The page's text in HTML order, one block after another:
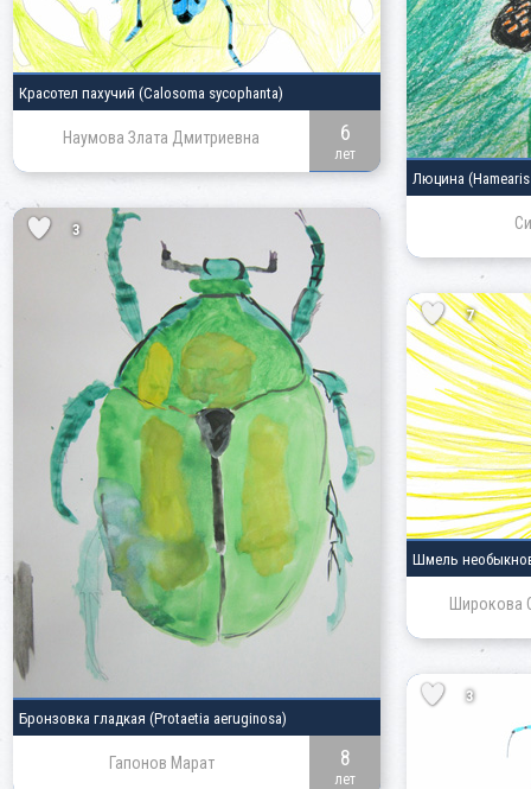
Красотел пахучий (Calosoma sycophanta)
Наумова Злата Дмитриевна 6
лет
Люцина
3
Бронзовка гладкая (Protaetia aeruginosa)
Гапонов Марат 8
лет
7
Шмель
Широкова
3